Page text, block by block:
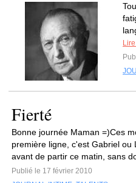
Fierté
Bonne journée Maman =)Ces
première ligne, c'est Gabriel
avant de partir ce matin, sans
Publié le 17 février 2010